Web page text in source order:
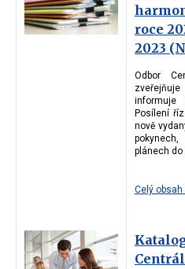
roce
2023
Odbor
Posílení
nově
plánech do
Celý obsah